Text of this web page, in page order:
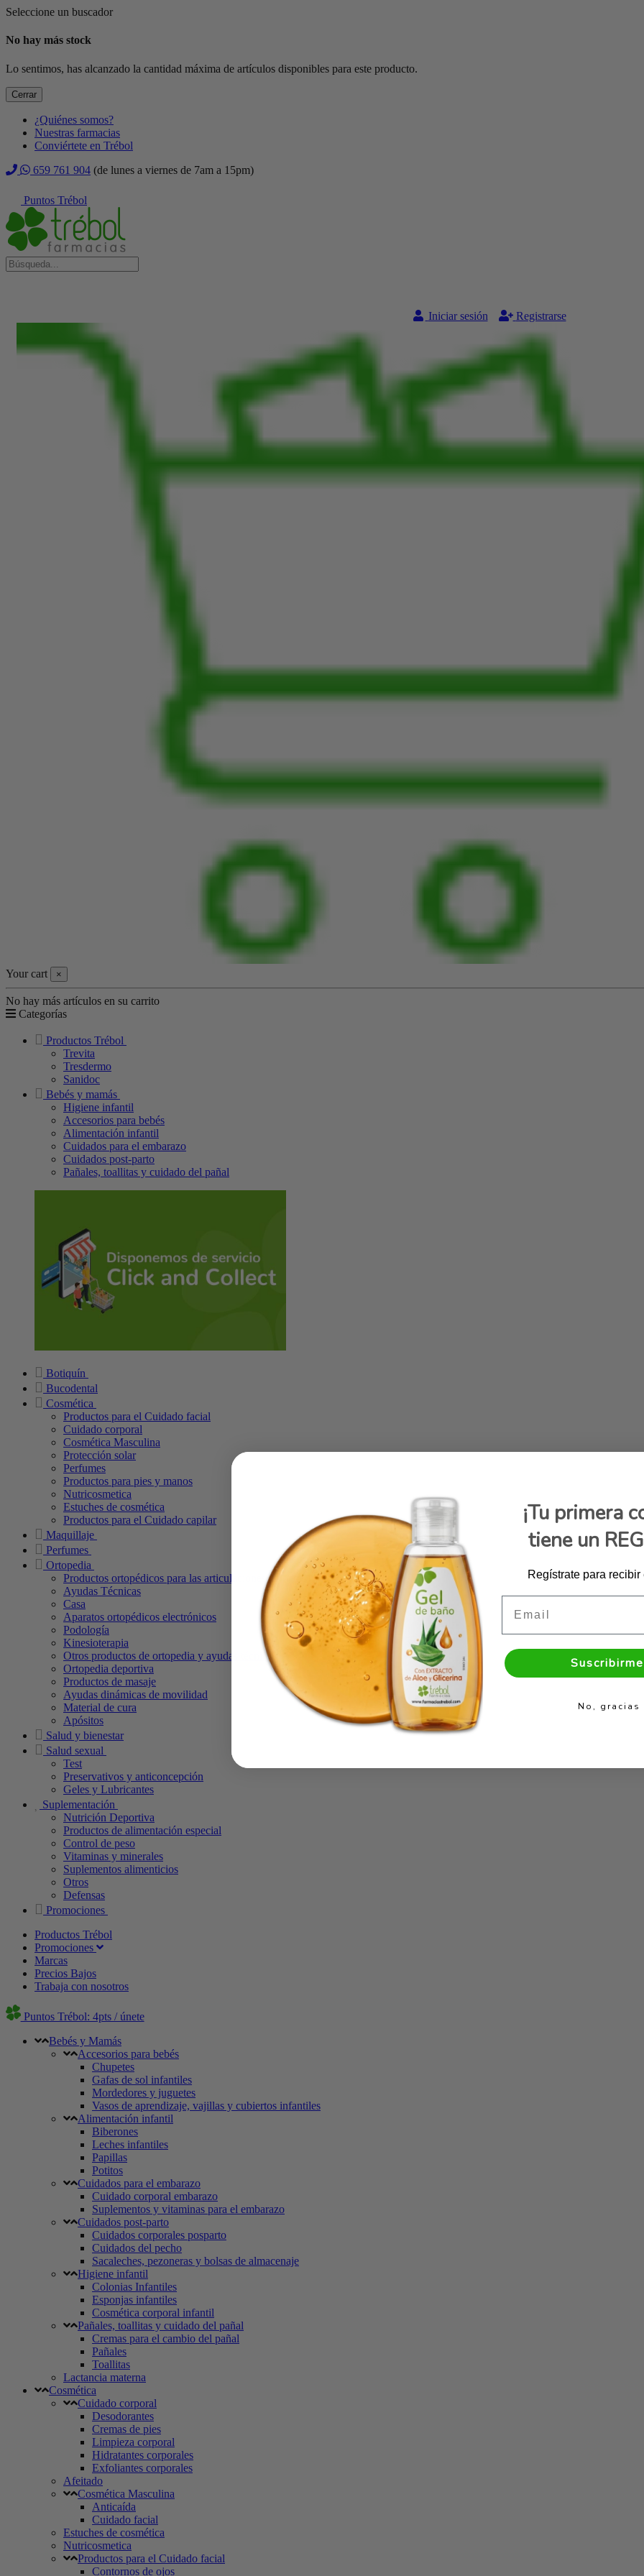
Seleccione un buscador
No hay más stock
Lo sentimos, has alcanzado la cantidad máxima de artículos disponibles para este producto.
Cerrar
¿Quiénes somos?
Nuestras farmacias
Conviértete en Trébol
659 761 904 (de lunes a viernes de 7am a 15pm)
Puntos Trébol
Iniciar sesión Registrarse
Your cart ×
No hay más artículos en su carrito
Categorías
Productos Trébol
Trevita
Tresdermo
Sanidoc
Bebés y mamás
Higiene infantil
Accesorios para bebés
Alimentación infantil
Cuidados para el embarazo
Cuidados post-parto
Pañales, toallitas y cuidado del pañal
Botiquín
Bucodental
Cosmética
Productos para el Cuidado facial
Cuidado corporal
Cosmética Masculina
Protección solar
Perfumes
Productos para pies y manos
Nutricosmetica
Estuches de cosmética
Productos para el Cuidado capilar
Maquillaje
Perfumes
Ortopedia
Productos ortopédicos para las articulaciones
Ayudas Técnicas
Casa
Aparatos ortopédicos electrónicos
Podología
Kinesioterapia
Otros productos de ortopedia y ayudas técnicas
Ortopedia deportiva
Productos de masaje
Ayudas dinámicas de movilidad
Material de cura
Apósitos
Salud y bienestar
Salud sexual
Test
Preservativos y anticoncepción
Geles y Lubricantes
Suplementación
Nutrición Deportiva
Productos de alimentación especial
Control de peso
Vitaminas y minerales
Suplementos alimenticios
Otros
Defensas
Promociones
Productos Trébol
Promociones
Marcas
Precios Bajos
Trabaja con nosotros
Puntos Trébol: 4pts / únete
Bebés y Mamás
Accesorios para bebés
Chupetes
Gafas de sol infantiles
Mordedores y juguetes
Vasos de aprendizaje, vajillas y cubiertos infantiles
Alimentación infantil
Biberones
Leches infantiles
Papillas
Potitos
Cuidados para el embarazo
Cuidado corporal embarazo
Suplementos y vitaminas para el embarazo
Cuidados post-parto
Cuidados corporales posparto
Cuidados del pecho
Sacaleches, pezoneras y bolsas de almacenaje
Higiene infantil
Colonias Infantiles
Esponjas infantiles
Cosmética corporal infantil
Pañales, toallitas y cuidado del pañal
Cremas para el cambio del pañal
Pañales
Toallitas
Lactancia materna
Cosmética
Cuidado corporal
Desodorantes
Cremas de pies
Limpieza corporal
Hidratantes corporales
Exfoliantes corporales
Afeitado
Cosmética Masculina
Anticaída
Cuidado facial
Estuches de cosmética
Nutricosmetica
Productos para el Cuidado facial
Contornos de ojos
¡Tu primera
tiene un
Regístrate para
No, gracias